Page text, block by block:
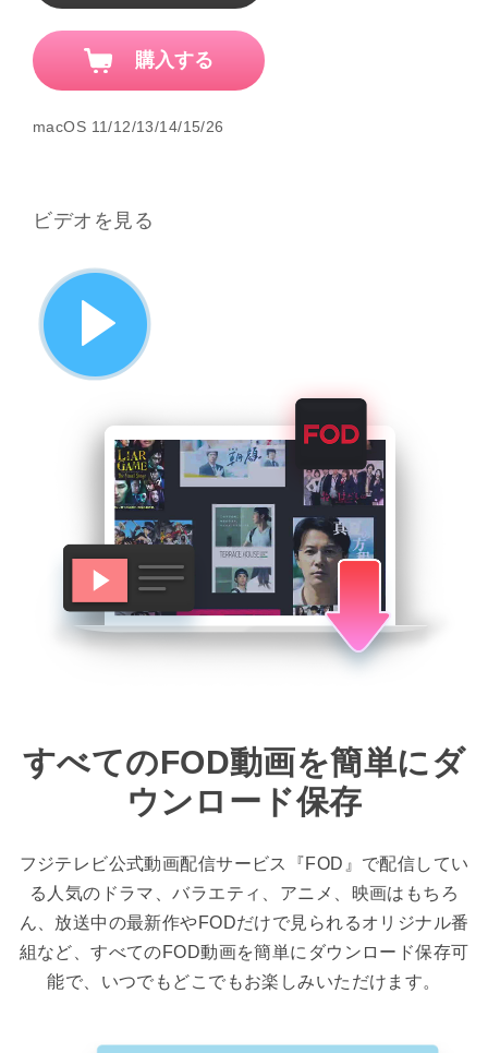
購入する
macOS 11/12/13/14/15/26
ビデオを見る
すべてのFOD動画を簡単にダ
ウンロード保存
フジテレビ公式動画配信サービス『FOD』で配信してい
る人気のドラマ、バラエティ、アニメ、映画はもちろ
ん、放送中の最新作やFODだけで見られるオリジナル番
組など、すべてのFOD動画を簡単にダウンロード保存可
能で、いつでもどこでもお楽しみいただけます。